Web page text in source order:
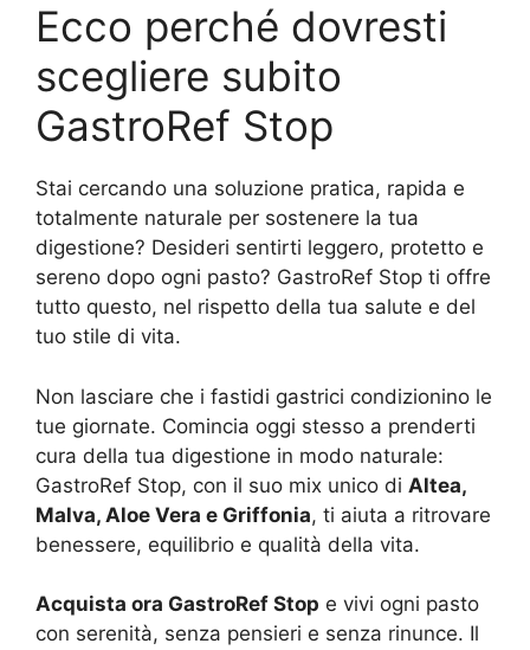
Ecco perché dovresti
scegliere subito
GastroRef Stop
Stai cercando una soluzione pratica, rapida e
totalmente naturale per sostenere la tua
digestione? Desideri sentirti leggero, protetto e
sereno dopo ogni pasto? GastroRef Stop ti offre
tutto questo, nel rispetto della tua salute e del
tuo stile di vita.
Non lasciare che i fastidi gastrici condizionino le
tue giornate. Comincia oggi stesso a prenderti
cura della tua digestione in modo naturale:
GastroRef Stop, con il suo mix unico di Altea,
Malva, Aloe Vera e Griffonia, ti aiuta a ritrovare
benessere, equilibrio e qualità della vita.
Acquista ora GastroRef Stop e vivi ogni pasto
con serenità, senza pensieri e senza rinunce. Il